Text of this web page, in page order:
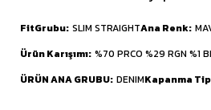
FitGrubu SLIM STRAIGHTAna Renk
Ürün Karışımı %70 PRCO %29 RGN %1
ÜRÜN ANA GRUBU DENIMKapanma